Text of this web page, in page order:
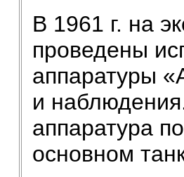
В 1961 г. на
проведены
аппаратуры
и
аппаратура
основном